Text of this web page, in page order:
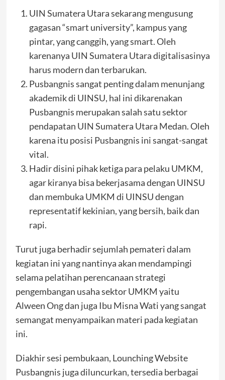
UIN Sumatera Utara sekarang mengusung
gagasan “smart university”, kampus yang
pintar, yang canggih, yang smart. Oleh
karenanya UIN Sumatera Utara digitalisasinya
harus modern dan terbarukan.
Pusbangnis sangat penting dalam menunjang
akademik di UINSU, hal ini dikarenakan
Pusbangnis merupakan salah satu sektor
pendapatan UIN Sumatera Utara Medan. Oleh
karena itu posisi Pusbangnis ini sangat-sangat
vital.
Hadir disini pihak ketiga para pelaku UMKM,
agar kiranya bisa bekerjasama dengan UINSU
dan membuka UMKM di UINSU dengan
representatif kekinian, yang bersih, baik dan
rapi.
Turut juga berhadir sejumlah pemateri dalam
kegiatan ini yang nantinya akan mendampingi
selama pelatihan perencanaan strategi
pengembangan usaha sektor UMKM yaitu
Alween Ong dan juga Ibu Misna Wati yang sangat
semangat menyampaikan materi pada kegiatan
ini.
Diakhir sesi pembukaan, Lounching Website
Pusbangnis juga diluncurkan, tersedia berbagai